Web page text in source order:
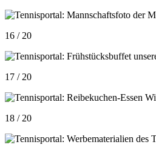
16 / 20
17 / 20
18 / 20